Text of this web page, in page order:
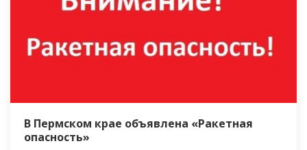
В Пермском крае объявлена «Ракетная
опасность»